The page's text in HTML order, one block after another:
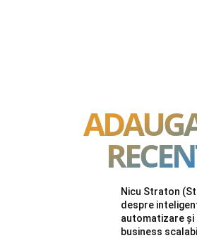
Nicu Straton
despre
automatizare
business scalabil